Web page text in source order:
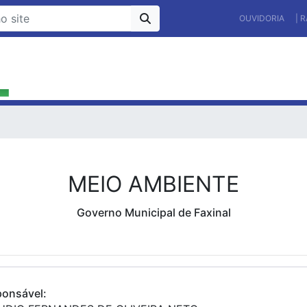
OUVIDORIA |
MEIO AMBIENTE
Governo Municipal de Faxinal